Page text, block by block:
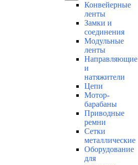
Конвейерные
ленты
Замки и
соединения
Модульные
ленты
Направляющие
и
натяжители
Цепи
Мотор-
барабаны
Приводные
ремни
Сетки
металлические
Оборудование
для